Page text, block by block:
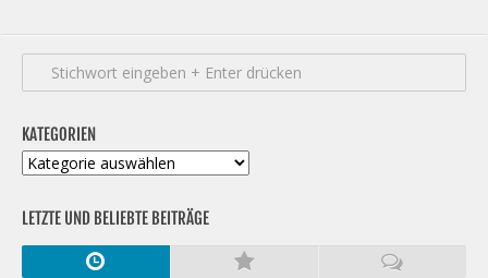
KATEGORIEN
Kategorien
LETZTE UND BELIEBTE BEITRÄGE